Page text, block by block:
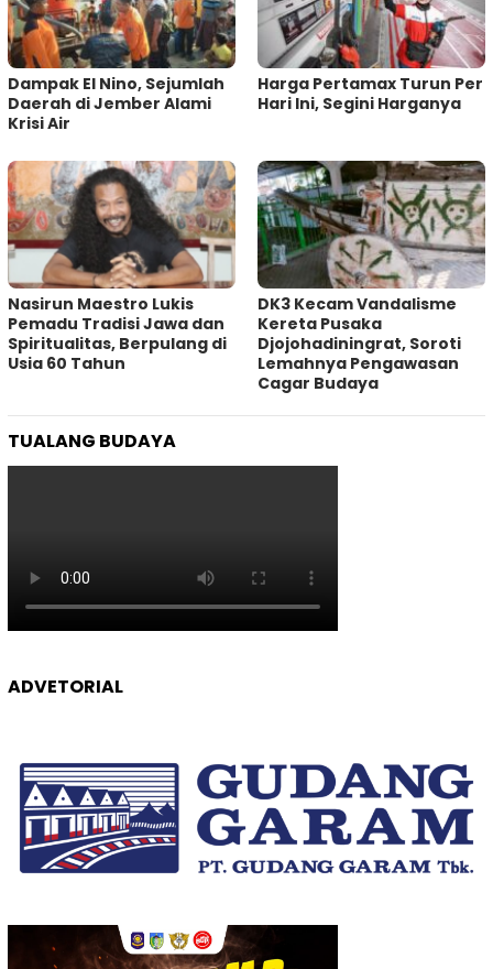
Dampak El Nino, Sejumlah
Daerah di Jember Alami
Krisi Air
Harga Pertamax Turun Per
Hari Ini, Segini Harganya
‎Nasirun Maestro Lukis
Pemadu Tradisi Jawa dan
Spiritualitas, Berpulang di
Usia 60 Tahun
DK3 Kecam Vandalisme
Kereta Pusaka
Djojohadiningrat, Soroti
Lemahnya Pengawasan
Cagar Budaya
TUALANG BUDAYA
ADVETORIAL